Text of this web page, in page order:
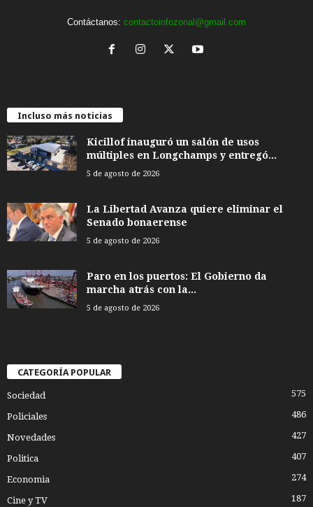
Contáctanos: contactoinfozonal@gmail.com
Incluso más noticias
Kicillof inauguró un salón de usos
múltiples en Longchamps y entregó...
5 de agosto de 2026
La Libertad Avanza quiere eliminar el
Senado bonaerense
5 de agosto de 2026
Paro en los puertos: El Gobierno da
marcha atrás con la...
5 de agosto de 2026
CATEGORÍA POPULAR
Sociedad 575
Policiales 486
Novedades 427
Politica 407
Economia 274
Cine y TV 187